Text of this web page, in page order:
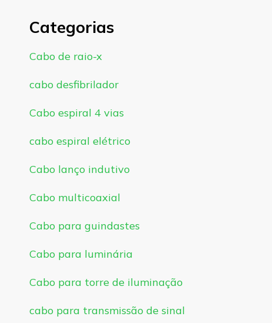
Categorias
Cabo de raio-x
cabo desfibrilador
Cabo espiral 4 vias
cabo espiral elétrico
Cabo lanço indutivo
Cabo multicoaxial
Cabo para guindastes
Cabo para luminária
Cabo para torre de iluminação
cabo para transmissão de sinal